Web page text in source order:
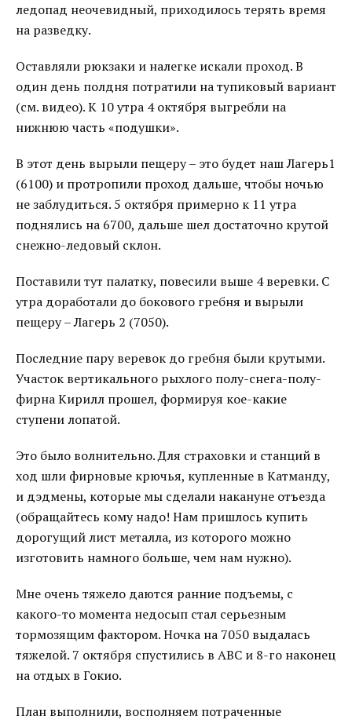
ледопад неочевидный, приходилось терять время
на разведку.
Оставляли рюкзаки и налегке искали проход. В
один день полдня потратили на тупиковый вариант
(см. видео). К 10 утра 4 октября выгребли на
нижнюю часть «подушки».
В этот день вырыли пещеру – это будет наш Лагерь1
(6100) и протропили проход дальше, чтобы ночью
не заблудиться. 5 октября примерно к 11 утра
поднялись на 6700, дальше шел достаточно крутой
снежно-ледовый склон.
Поставили тут палатку, повесили выше 4 веревки. С
утра доработали до бокового гребня и вырыли
пещеру – Лагерь 2 (7050).
Последние пару веревок до гребня были крутыми.
Участок вертикального рыхлого полу-снега-полу-
фирна Кирилл прошел, формируя кое-какие
ступени лопатой.
Это было волнительно. Для страховки и станций в
ход шли фирновые крючья, купленные в Катманду,
и дэдмены, которые мы сделали накануне отъезда
(обращайтесь кому надо! Нам пришлось купить
дорогущий лист металла, из которого можно
изготовить намного больше, чем нам нужно).
Мне очень тяжело даются ранние подъемы, с
какого-то момента недосып стал серьезным
тормозящим фактором. Ночка на 7050 выдалась
тяжелой. 7 октября спустились в АВС и 8-го наконец
на отдых в Гокио.
План выполнили, восполняем потраченные